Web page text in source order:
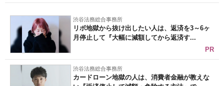
渋谷法務総合事務所
リボ地獄から抜け出したい人は、返済を3～6ヶ
月停止して『大幅に減額してから返済す...
PR
渋谷法務総合事務所
カードローン地獄の人は、消費者金融が教えな